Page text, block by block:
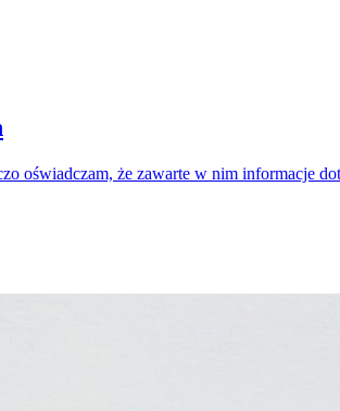
oświadczam, że zawarte w nim informacje